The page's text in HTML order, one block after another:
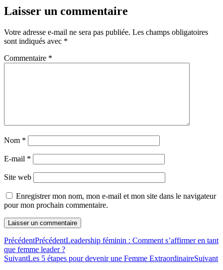
Laisser un commentaire
Votre adresse e-mail ne sera pas publiée. Les champs obligatoires
sont indiqués avec *
Commentaire *
Nom *
E-mail *
Site web
Enregistrer mon nom, mon e-mail et mon site dans le navigateur
pour mon prochain commentaire.
PrécédentPrécédentLeadership féminin : Comment s’affirmer en tant
que femme leader ?
SuivantLes 5 étapes pour devenir une Femme ExtraordinaireSuivant